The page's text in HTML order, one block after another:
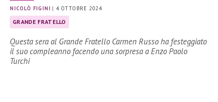
NICOLÒ FIGINI | 4 OTTOBRE 2024
GRANDE FRATELLO
Questa sera al Grande Fratello Carmen Russo ha festeggiato
il suo compleanno facendo una sorpresa a Enzo Paolo
Turchi